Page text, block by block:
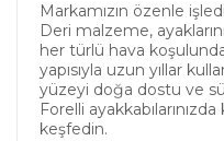
Markamızın özenle
Deri malzeme,
her türlü hava
yapısıyla uzun yıllar
yüzeyi doğa dostu ve
Forelli
keşfedin.